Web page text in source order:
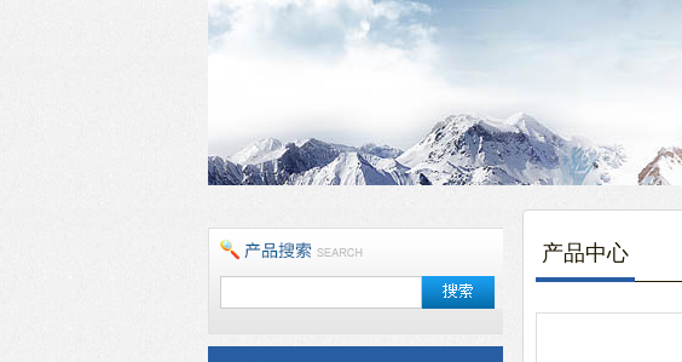
产品中心